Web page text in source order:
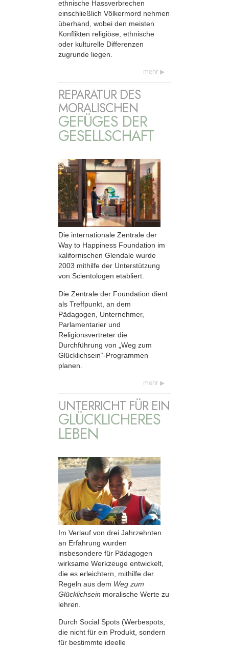
ethnische Hassverbrechen
einschließlich Völkermord nehmen
überhand, wobei den meisten
Konflikten religiöse, ethnische
oder kulturelle Differenzen
zugrunde liegen.
mehr
REPARATUR DES
MORALISCHEN
GEFÜGES DER
GESELLSCHAFT
Die internationale Zentrale der
Way to Happiness Foundation im
kalifornischen Glendale wurde
2003 mithilfe der Unterstützung
von Scientologen etabliert.
Die Zentrale der Foundation dient
als Treffpunkt, an dem
Pädagogen, Unternehmer,
Parlamentarier und
Religionsvertreter die
Durchführung von „Weg zum
Glücklichsein“-Programmen
planen.
mehr
UNTERRICHT FÜR EIN
GLÜCKLICHERES
LEBEN
Im Verlauf von drei Jahrzehnten
an Erfahrung wurden
insbesondere für Pädagogen
wirksame Werkzeuge entwickelt,
die es erleichtern, mithilfe der
Regeln aus dem Weg zum
Glücklichsein moralische Werte zu
lehren.
Durch Social Spots (Werbespots,
die nicht für ein Produkt, sondern
für bestimmte ideelle